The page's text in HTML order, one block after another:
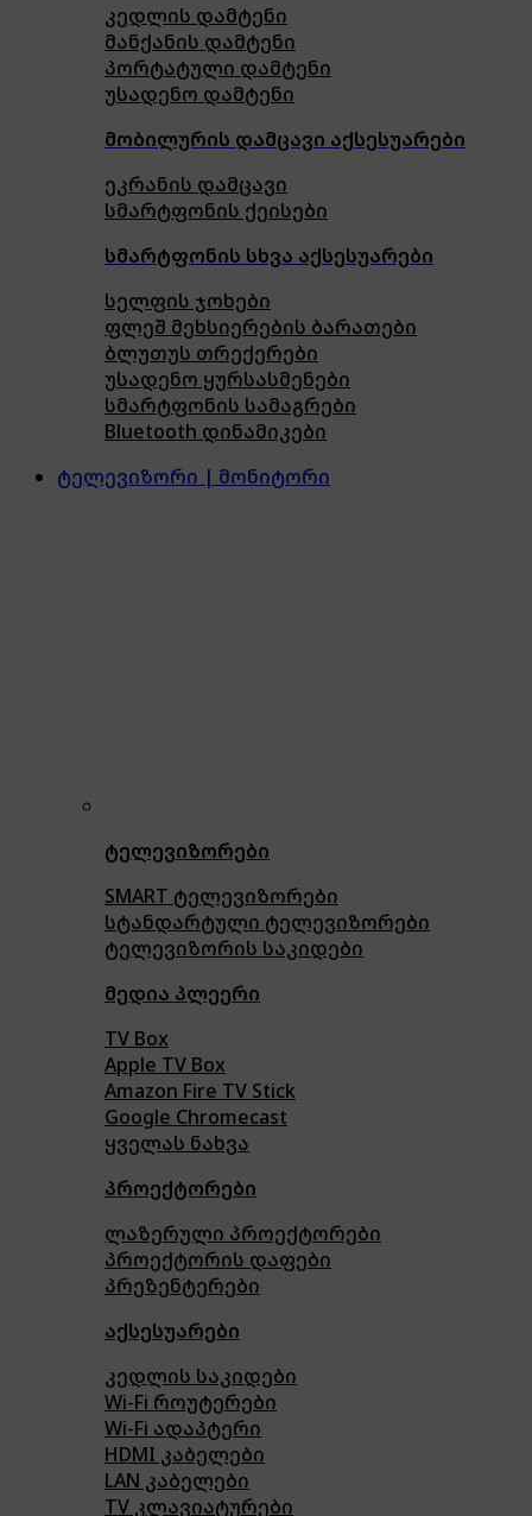
კედლის დამტენი
მანქანის დამტენი
პორტატული დამტენი
უსადენო დამტენი
მობილურის დამცავი აქსესუარები
ეკრანის დამცავი
სმარტფონის ქეისები
სმარტფონის სხვა აქსესუარები
სელფის ჯოხები
ფლეშ მეხსიერების ბარათები
ბლუთუს თრექერები
უსადენო ყურსასმენები
სმარტფონის სამაგრები
Bluetooth დინამიკები
ტელევიზორი | მონიტორი
ტელევიზორები
SMART ტელევიზორები
სტანდარტული ტელევიზორები
ტელევიზორის საკიდები
მედია პლეერი
TV Box
Apple TV Box
Amazon Fire TV Stick
Google Chromecast
ყველას ნახვა
პროექტორები
ლაზერული პროექტორები
პროექტორის დაფები
პრეზენტერები
აქსესუარები
კედლის საკიდები
Wi-Fi როუტერები
Wi-Fi ადაპტერი
HDMI კაბელები
LAN კაბელები
TV კლავიატურები